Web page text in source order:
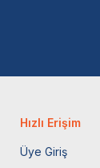
Hızlı Erişim
Üye Giriş